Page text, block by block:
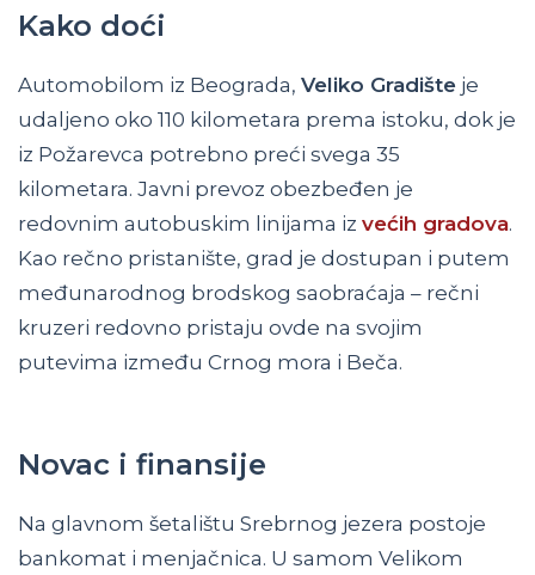
Kako doći
Automobilom iz Beograda, Veliko Gradište je
udaljeno oko 110 kilometara prema istoku, dok je
iz Požarevca potrebno preći svega 35
kilometara. Javni prevoz obezbeđen je
redovnim autobuskim linijama iz većih gradova.
Kao rečno pristanište, grad je dostupan i putem
međunarodnog brodskog saobraćaja – rečni
kruzeri redovno pristaju ovde na svojim
putevima između Crnog mora i Beča.
Novac i finansije
Na glavnom šetalištu Srebrnog jezera postoje
bankomat i menjačnica. U samom Velikom